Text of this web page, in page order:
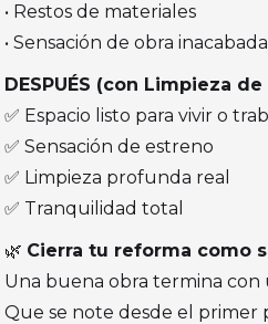
• Restos de materiales
• Sensación de obra inacabada
DESPUÉS (con Limpieza
✅ Espacio listo para vivir o
✅ Sensación de estreno
✅ Limpieza profunda real
✅ Tranquilidad total
🌿 Cierra tu reforma como
Una buena obra termina con
Que se note desde el primer